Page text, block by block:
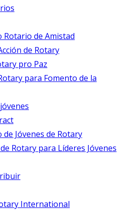
Rotario de Amistad
de Rotary
pro Paz
para Fomento de la
Jóvenes de Rotary
Rotary para Líderes Jóvenes
International